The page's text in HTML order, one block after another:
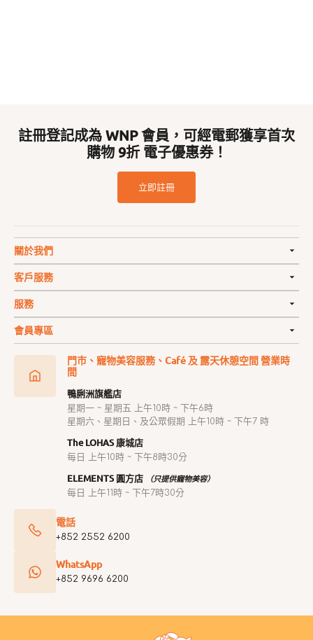
註冊登記成為 WNP 會員，可經電郵獲享首次
購物 9折 電子優惠券！
立即註冊
關於我們
客戶服務
服務
會員專區
門市、寵物美容服務、Café 及 露天休憩空間 營業時
間
鴨脷洲旗艦店
星期一 ~ 星期五 上午10時 ~ 下午6時
星期六、星期日、及公眾假期 上午10時 ~ 下午7 時
The LOHAS 康城店
每日 上午10時 ~ 下午8時30分
ELEMENTS 圓方店 （只提供寵物美容）
每日 上午11時 ~ 下午7時30分
電話
+852 2552 6200
WhatsApp
+852 9696 6200